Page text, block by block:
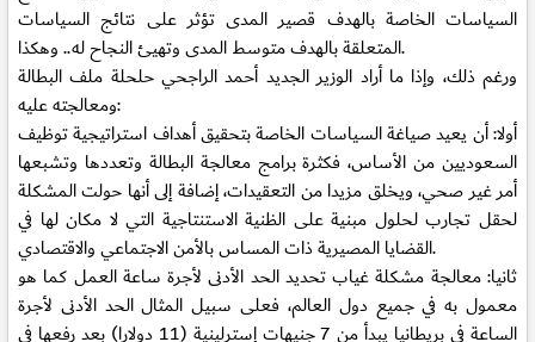
السياسات الخاصة بالهدف قصير المدى تؤثر على نتائج السياسات
المتعلقة بالهدف متوسط المدى وتهيئ النجاح له.. وهكذا.
ورغم ذلك، وإذا ما أراد الوزير الجديد أحمد الراجحي حلحلة ملف البطالة
ومعالجته عليه:
أولا: أن يعيد صياغة السياسات الخاصة بتحقيق أهداف استراتيجية توظيف
السعوديين من الأساس، فكثرة برامج معالجة البطالة وتعددها وتشبعها
أمر غير صحي، ويخلق مزيدا من التعقيدات، إضافة إلى أنها حولت المشكلة
لحقل تجارب لحلول مبنية على الظنية الاستنتاجية التي لا مكان لها في
القضايا المصيرية ذات المساس بالأمن الاجتماعي والاقتصادي.
ثانيا: معالجة مشكلة غياب تحديد الحد الأدنى لأجرة ساعة العمل كما هو
معمول به في جميع دول العالم، فعلى سبيل المثال الحد الأدنى لأجرة
الساعة في بريطانيا يبدأ من 7 جنيهات إسترلينية (11 دولارا) بعد رفعها في